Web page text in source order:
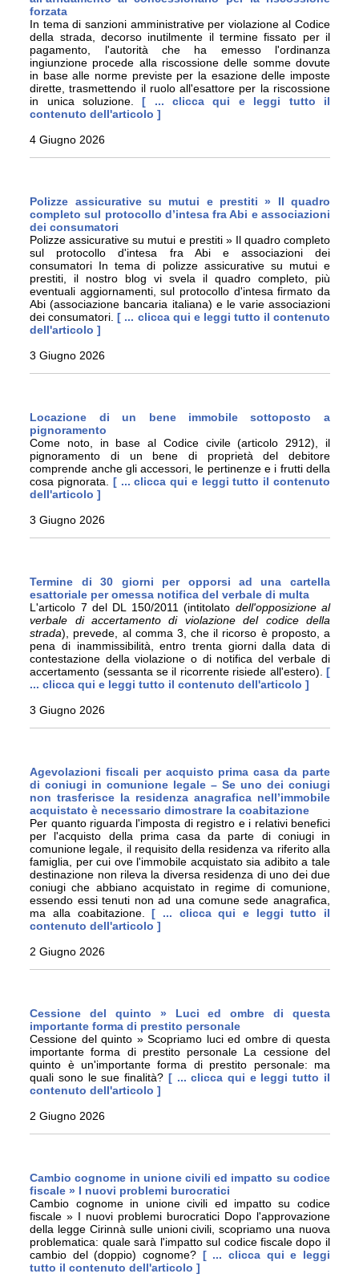
forzata
In tema di sanzioni amministrative per violazione al Codice
della strada, decorso inutilmente il termine fissato per il
pagamento, l'autorità che ha emesso l'ordinanza
ingiunzione procede alla riscossione delle somme dovute
in base alle norme previste per la esazione delle imposte
dirette, trasmettendo il ruolo all'esattore per la riscossione
in unica soluzione.
[ ... clicca qui e leggi tutto il
contenuto dell'articolo ]
4 Giugno 2026
Polizze assicurative su mutui e prestiti » Il quadro
completo sul protocollo d’intesa fra Abi e associazioni
dei consumatori
Polizze assicurative su mutui e prestiti » Il quadro completo
sul protocollo d'intesa fra Abi e associazioni dei
consumatori In tema di polizze assicurative su mutui e
prestiti, il nostro blog vi svela il quadro completo, più
eventuali aggiornamenti, sul protocollo d'intesa firmato da
Abi (associazione bancaria italiana) e le varie associazioni
dei consumatori. [ ... clicca qui e leggi tutto il contenuto
dell'articolo ]
3 Giugno 2026
Locazione di un bene immobile sottoposto a
pignoramento
Come noto, in base al Codice civile (articolo 2912), il
pignoramento di un bene di proprietà del debitore
comprende anche gli accessori, le pertinenze e i frutti della
cosa pignorata.
[ ... clicca qui e leggi tutto il contenuto
dell'articolo ]
3 Giugno 2026
Termine di 30 giorni per opporsi ad una cartella
esattoriale per omessa notifica del verbale di multa
L'articolo 7 del DL 150/2011 (intitolato dell'opposizione al
verbale di accertamento di violazione del codice della
strada), prevede, al comma 3, che il ricorso è proposto, a
pena di inammissibilità, entro trenta giorni dalla data di
contestazione della violazione o di notifica del verbale di
accertamento (sessanta se il ricorrente risiede all'estero). [
... clicca qui e leggi tutto il contenuto dell'articolo ]
3 Giugno 2026
Agevolazioni fiscali per acquisto prima casa da parte
di coniugi in comunione legale – Se uno dei coniugi
non trasferisce la residenza anagrafica nell’immobile
acquistato è necessario dimostrare la coabitazione
Per quanto riguarda l'imposta di registro e i relativi benefici
per l'acquisto della prima casa da parte di coniugi in
comunione legale, il requisito della residenza va riferito alla
famiglia, per cui ove l'immobile acquistato sia adibito a tale
destinazione non rileva la diversa residenza di uno dei due
coniugi che abbiano acquistato in regime di comunione,
essendo essi tenuti non ad una comune sede anagrafica,
ma alla coabitazione.
[ ... clicca qui e leggi tutto il
contenuto dell'articolo ]
2 Giugno 2026
Cessione del quinto » Luci ed ombre di questa
importante forma di prestito personale
Cessione del quinto » Scopriamo luci ed ombre di questa
importante forma di prestito personale La cessione del
quinto è un'importante forma di prestito personale: ma
quali sono le sue finalità? [ ... clicca qui e leggi tutto il
contenuto dell'articolo ]
2 Giugno 2026
Cambio cognome in unione civili ed impatto su codice
fiscale » I nuovi problemi burocratici
Cambio cognome in unione civili ed impatto su codice
fiscale » I nuovi problemi burocratici Dopo l'approvazione
della legge Cirinnà sulle unioni civili, scopriamo una nuova
problematica: quale sarà l'impatto sul codice fiscale dopo il
cambio del (doppio) cognome? [ ... clicca qui e leggi
tutto il contenuto dell'articolo ]